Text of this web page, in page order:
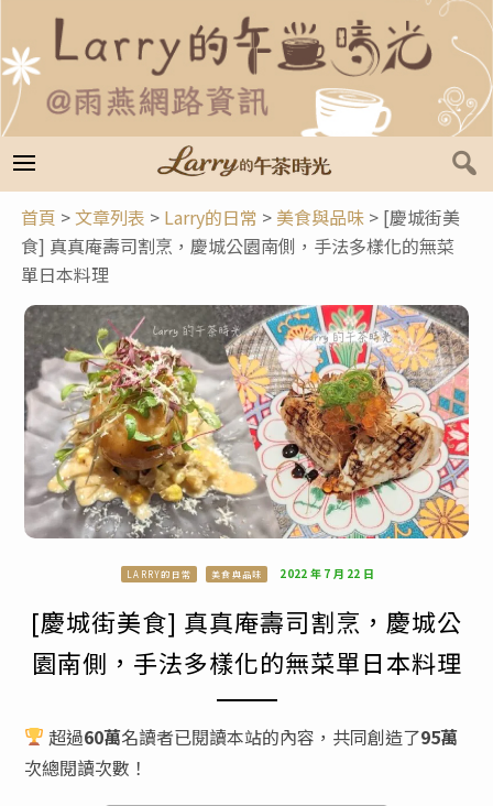
至
主
要
內
容
首頁 >文章列表 > Larry的日常 > 美食與品味 > [慶城街美
食] 真真庵壽司割烹，慶城公園南側，手法多樣化的無菜
單日本料理
LARRY的日常 美食與品味 2022 年 7 月 22 日
[慶城街美食] 真真庵壽司割烹，慶城公
園南側，手法多樣化的無菜單日本料理
超過60萬名讀者已閱讀本站的內容，共同創造了95萬
次總閱讀次數！